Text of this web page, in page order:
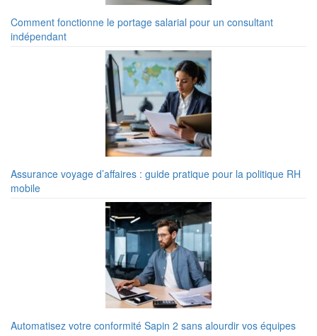
Comment fonctionne le portage salarial pour un consultant
indépendant
Assurance voyage d’affaires : guide pratique pour la politique RH
mobile
Automatisez votre conformité Sapin 2 sans alourdir vos équipes